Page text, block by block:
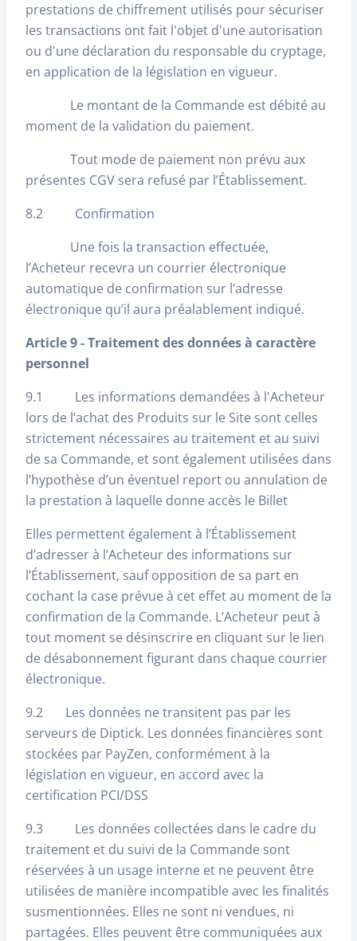
prestations de chiffrement utilisés pour sécuriser
les transactions ont fait l'objet d'une autorisation
ou d'une déclaration du responsable du cryptage,
en application de la législation en vigueur.
Le montant de la Commande est débité au
moment de la validation du paiement.
Tout mode de paiement non prévu aux
présentes CGV sera refusé par l’Établissement.
8.2 Confirmation
Une fois la transaction effectuée,
l’Acheteur recevra un courrier électronique
automatique de confirmation sur l’adresse
électronique qu’il aura préalablement indiqué.
Article 9 - Traitement des données à caractère
personnel
9.1 Les informations demandées à l'Acheteur
lors de l’achat des Produits sur le Site sont celles
strictement nécessaires au traitement et au suivi
de sa Commande, et sont également utilisées dans
l’hypothèse d’un éventuel report ou annulation de
la prestation à laquelle donne accès le Billet
Elles permettent également à l’Établissement
d’adresser à l’Acheteur des informations sur
l’Établissement, sauf opposition de sa part en
cochant la case prévue à cet effet au moment de la
confirmation de la Commande. L’Acheteur peut à
tout moment se désinscrire en cliquant sur le lien
de désabonnement figurant dans chaque courrier
électronique.
9.2 Les données ne transitent pas par les
serveurs de Diptick. Les données financières sont
stockées par PayZen, conformément à la
législation en vigueur, en accord avec la
certification PCI/DSS
9.3 Les données collectées dans le cadre du
traitement et du suivi de la Commande sont
réservées à un usage interne et ne peuvent être
utilisées de manière incompatible avec les finalités
susmentionnées. Elles ne sont ni vendues, ni
partagées. Elles peuvent être communiquées aux